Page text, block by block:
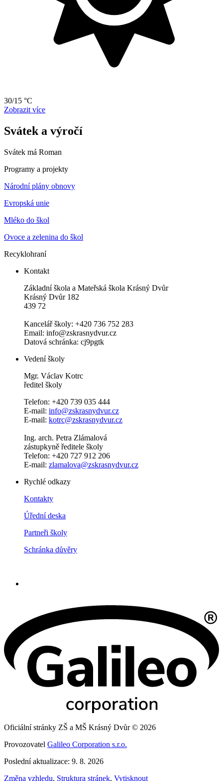
30/15 °C
Zobrazit více
Svátek a výročí
Svátek má Roman
Programy a projekty
Národní plány obnovy
Evropská unie
Mléko do škol
Ovoce a zelenina do škol
Recyklohraní
Kontakt
Základní škola a Mateřská škola Krásný Dvůr
Krásný Dvůr 182
439 72
Kancelář školy: +420 736 752 283
Email: info@zskrasnydvur.cz
Datová schránka: cj9pgtk
Vedení školy
Mgr. Václav Kotrc
ředitel školy
Telefon: +420 739 035 444
E-mail: info@zskrasnydvur.cz
E-mail: kotrc@zskrasnydvur.cz
Ing. arch. Petra Zlámalová
zástupkyně ředitele školy
Telefon: +420 727 912 206
E-mail: zlamalova@zskrasnydvur.cz
Rychlé odkazy
Kontakty
Úřední deska
Partneři školy
Schránka důvěry
Oficiální stránky ZŠ a MŠ Krásný Dvůr © 2026
Provozovatel Galileo Corporation s.r.o.
Poslední aktualizace: 9. 8. 2026
Změna vzhledu, Struktura stránek, Vytisknout